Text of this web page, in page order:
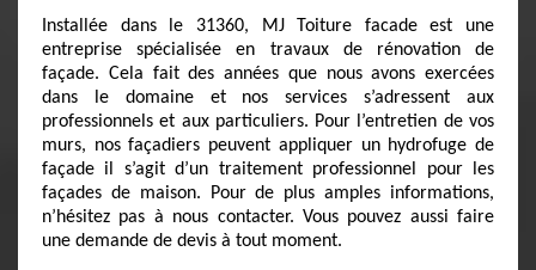
Installée dans le 31360, MJ Toiture facade est une
entreprise spécialisée en travaux de rénovation de
façade. Cela fait des années que nous avons exercées
dans le domaine et nos services s’adressent aux
professionnels et aux particuliers. Pour l’entretien de vos
murs, nos façadiers peuvent appliquer un hydrofuge de
façade il s’agit d’un traitement professionnel pour les
façades de maison. Pour de plus amples informations,
n’hésitez pas à nous contacter. Vous pouvez aussi faire
une demande de devis à tout moment.